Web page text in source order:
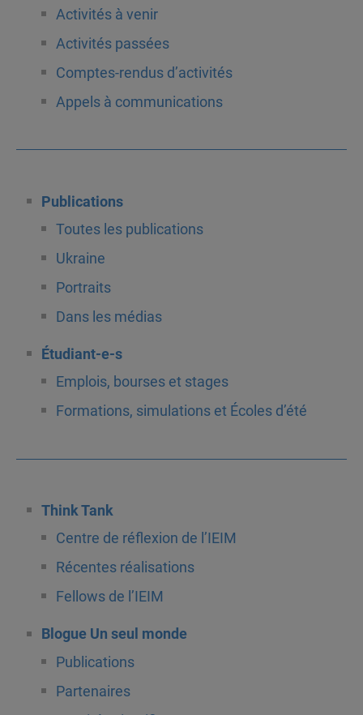
Activités à venir
Activités passées
Comptes-rendus d’activités
Appels à communications
Publications
Toutes les publications
Ukraine
Portraits
Dans les médias
Étudiant-e-s
Emplois, bourses et stages
Formations, simulations et Écoles d’été
Think Tank
Centre de réflexion de l’IEIM
Récentes réalisations
Fellows de l’IEIM
Blogue Un seul monde
Publications
Partenaires